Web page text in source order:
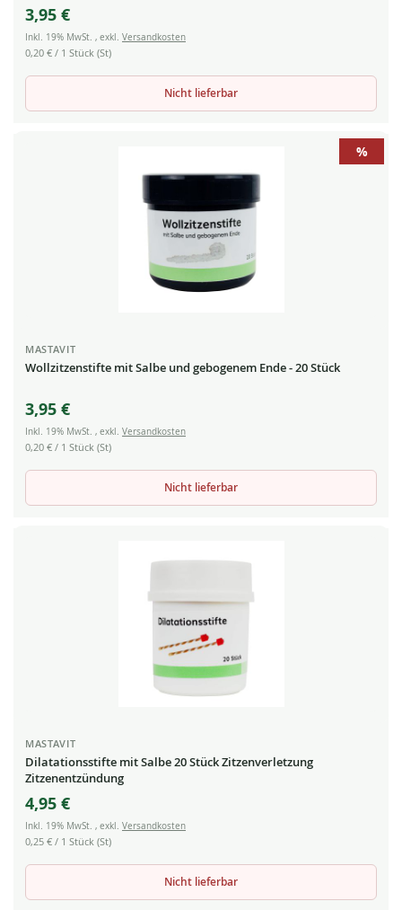
3,95 €
Inkl. 19% MwSt. , exkl. Versandkosten
0,20 € / 1 Stück (St)
Nicht lieferbar
%
MASTAVIT
Wollzitzenstifte mit Salbe und gebogenem Ende - 20 Stück
3,95 €
Inkl. 19% MwSt. , exkl. Versandkosten
0,20 € / 1 Stück (St)
Nicht lieferbar
MASTAVIT
Dilatationsstifte mit Salbe 20 Stück Zitzenverletzung
Zitzenentzündung
4,95 €
Inkl. 19% MwSt. , exkl. Versandkosten
0,25 € / 1 Stück (St)
Nicht lieferbar